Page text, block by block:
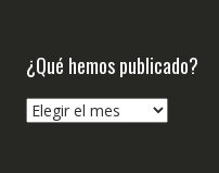
¿Qué hemos publicado?
¿Qué